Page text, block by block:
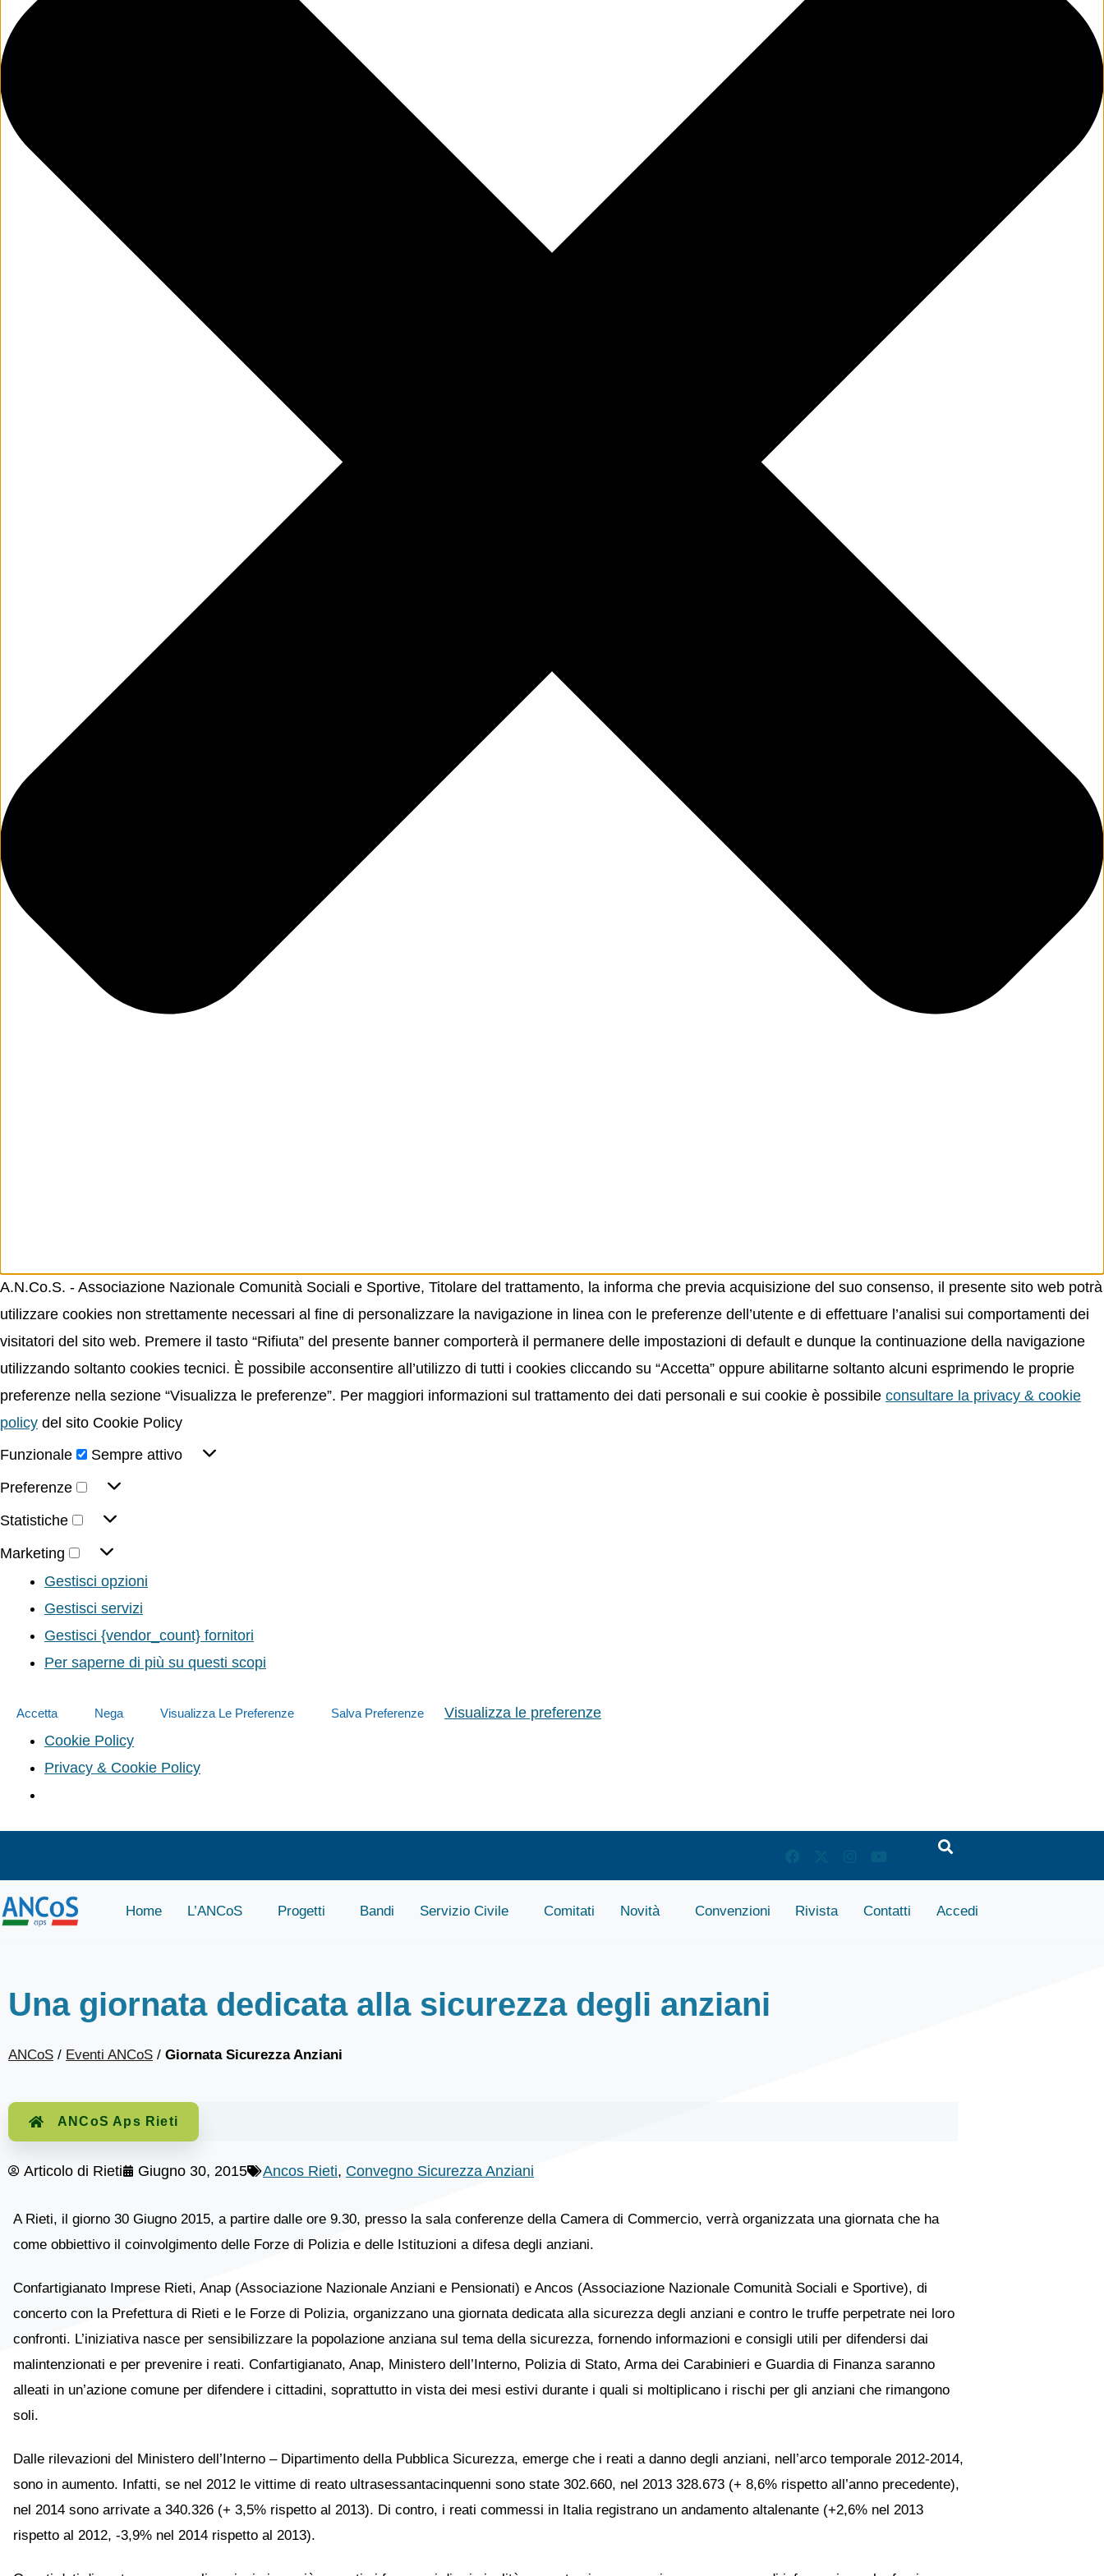
A.N.Co.S. - Associazione Nazionale Comunità Sociali e Sportive, Titolare del trattamento, la informa che previa acquisizione del suo consenso, il presente sito web potrà
utilizzare cookies non strettamente necessari al fine di personalizzare la navigazione in linea con le preferenze dell’utente e di effettuare l’analisi sui comportamenti dei
visitatori del sito web. Premere il tasto “Rifiuta” del presente banner comporterà il permanere delle impostazioni di default e dunque la continuazione della navigazione
utilizzando soltanto cookies tecnici. È possibile acconsentire all’utilizzo di tutti i cookies cliccando su “Accetta” oppure abilitarne soltanto alcuni esprimendo le proprie
preferenze nella sezione “Visualizza le preferenze”. Per maggiori informazioni sul trattamento dei dati personali e sui cookie è possibile consultare la privacy & cookie
policy del sito Cookie Policy
Funzionale
Sempre attivo
Preferenze
Statistiche
Marketing
Gestisci opzioni
Gestisci servizi
Gestisci {vendor_count} fornitori
Per saperne di più su questi scopi
Accetta Nega Visualizza Le Preferenze Salva Preferenze
Visualizza le preferenze
Cookie Policy
Privacy & Cookie Policy
Home L’ANCoS Progetti Bandi Servizio Civile Comitati Novità Convenzioni Rivista Contatti Accedi
Una giornata dedicata alla sicurezza degli anziani
ANCoS / Eventi ANCoS / Giornata Sicurezza Anziani
ANCoS Aps Rieti
Articolo di Rieti Giugno 30, 2015 Ancos Rieti, Convegno Sicurezza Anziani
A Rieti, il giorno 30 Giugno 2015, a partire dalle ore 9.30, presso la sala conferenze della Camera di Commercio, verrà organizzata una giornata che ha
come obbiettivo il coinvolgimento delle Forze di Polizia e delle Istituzioni a difesa degli anziani.
Confartigianato Imprese Rieti, Anap (Associazione Nazionale Anziani e Pensionati) e Ancos (Associazione Nazionale Comunità Sociali e Sportive), di
concerto con la Prefettura di Rieti e le Forze di Polizia, organizzano una giornata dedicata alla sicurezza degli anziani e contro le truffe perpetrate nei loro
confronti. L’iniziativa nasce per sensibilizzare la popolazione anziana sul tema della sicurezza, fornendo informazioni e consigli utili per difendersi dai
malintenzionati e per prevenire i reati. Confartigianato, Anap, Ministero dell’Interno, Polizia di Stato, Arma dei Carabinieri e Guardia di Finanza saranno
alleati in un’azione comune per difendere i cittadini, soprattutto in vista dei mesi estivi durante i quali si moltiplicano i rischi per gli anziani che rimangono
soli.
Dalle rilevazioni del Ministero dell’Interno – Dipartimento della Pubblica Sicurezza, emerge che i reati a danno degli anziani, nell’arco temporale 2012-2014,
sono in aumento. Infatti, se nel 2012 le vittime di reato ultrasessantacinquenni sono state 302.660, nel 2013 328.673 (+ 8,6% rispetto all’anno precedente),
nel 2014 sono arrivate a 340.326 (+ 3,5% rispetto al 2013). Di contro, i reati commessi in Italia registrano un andamento altalenante (+2,6% nel 2013
rispetto al 2012, -3,9% nel 2014 rispetto al 2013).